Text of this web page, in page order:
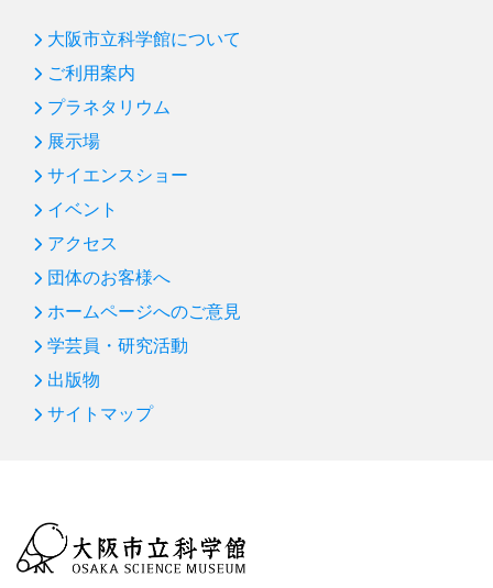
大阪市立科学館について
ご利用案内
プラネタリウム
展示場
サイエンスショー
イベント
アクセス
団体のお客様へ
ホームページへのご意見
学芸員・研究活動
出版物
サイトマップ